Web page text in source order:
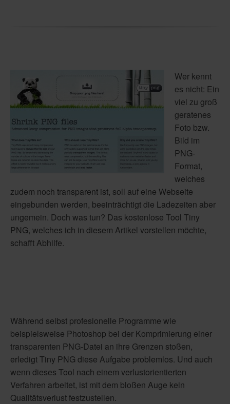
Wer kennt
es nicht: Ein
viel zu groß
geratenes
Foto bzw.
Bild im
PNG-
Format,
welches
zudem noch transparent ist, soll auf eine Webseite
eingebunden werden, beeinträchtigt die Ladezeiten aber
ungemein. Doch was tun? Das kostenlose Tool Tiny
PNG, welches ich in diesem Artikel vorstellen möchte,
schafft Abhilfe.
Während selbst profesionelle Programme wie
beispielsweise Photoshop bei der Komprimierung einer
transparenten PNG-Datei an ihre Grenzen stoßen,
erledigt Tiny PNG diese Aufgabe problemlos. Und auch
wenn dieses Tool nach einem verlustorientierten
Verfahren arbeitet, ist mit dem bloßen Auge kein
Qualitätsverlust festzustellen.